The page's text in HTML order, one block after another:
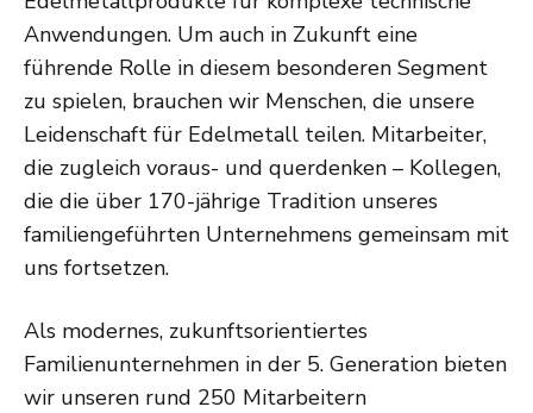
Anwendungen. Um auch in Zukunft eine
führende Rolle in diesem besonderen Segment
zu spielen, brauchen wir Menschen, die unsere
Leidenschaft für Edelmetall teilen. Mitarbeiter,
die zugleich voraus- und querdenken – Kollegen,
die die über 170-jährige Tradition unseres
familiengeführten Unternehmens gemeinsam mit
uns fortsetzen.
Als modernes, zukunftsorientiertes
Familienunternehmen in der 5. Generation bieten
wir unseren rund 250 Mitarbeitern